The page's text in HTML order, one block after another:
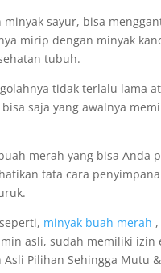
sayur, bisa
mirip dengan minyak
tubuh.
tidak terlalu lama
saja yang awalnya
merah yang bisa Anda
tata cara
minyak buah merah
asli, sudah memiliki
Asli Pilihan Sehingga Mutu